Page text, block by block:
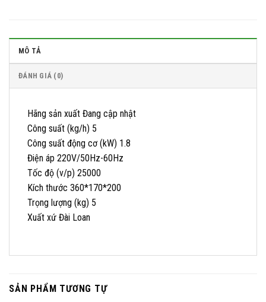
MÔ TẢ
ĐÁNH GIÁ (0)
Hãng sản xuất Đang cập nhật
Công suất (kg/h) 5
Công suất động cơ (kW) 1.8
Điện áp 220V/50Hz-60Hz
Tốc độ (v/p) 25000
Kích thước 360*170*200
Trọng lượng (kg) 5
Xuất xứ Đài Loan
SẢN PHẨM TƯƠNG TỰ